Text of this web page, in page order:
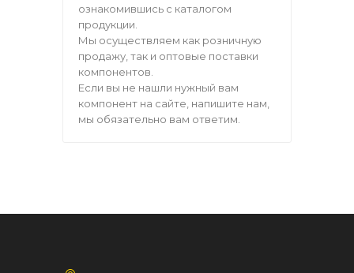
ознакомившись с каталогом
продукции.
Мы осуществляем как розничную
продажу, так и оптовые поставки
компонентов.
Если вы не нашли нужный вам
компонент на сайте, напишите нам,
мы обязательно вам ответим.